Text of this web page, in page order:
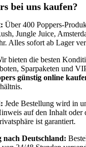
bei uns kaufen?
Über 400 Poppers-
Jungle Juice,
Alles sofort ab Lager
bieten die besten
Sparpaketen und
günstig online
Jede Bestellung wird in
auf den Inhalt oder
ist garantiert.
nach Deutschland: